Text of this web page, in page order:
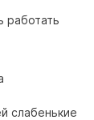
работать
слабенькие